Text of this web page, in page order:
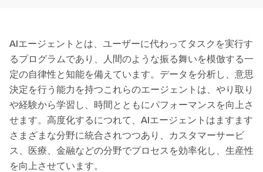
AIエージェントとは、ユーザーに代わってタスクを実行す
るプログラムであり、人間のような振る舞いを模倣する一
定の自律性と知能を備えています。データを分析し、意思
決定を行う能力を持つこれらのエージェントは、やり取り
や経験から学習し、時間とともにパフォーマンスを向上さ
せます。高度化するにつれて、AIエージェントはますます
さまざまな分野に統合されつつあり、カスタマーサービ
ス、医療、金融などの分野でプロセスを効率化し、生産性
を向上させています。